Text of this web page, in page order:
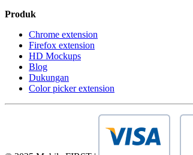
Produk
Chrome extension
Firefox extension
HD Mockups
Blog
Dukungan
Color picker extension